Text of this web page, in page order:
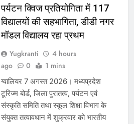
पर्यटन क्विज प्रतियोगिता में 117
विद्यालयों की सहभागिता, डीडी नगर
मॉडल विद्यालय रहा प्रथम
Yugkranti
4 hours
ago
0 1 mins
ग्वालियर 7 अगस्त 2026। मध्यप्रदेश
टूरिज्म बोर्ड, जिला पुरातत्व, पर्यटन एवं
संस्कृति समिति तथा स्कूल शिक्षा विभाग के
संयुक्त तत्वावधान में शुक्रवार को भारतीय